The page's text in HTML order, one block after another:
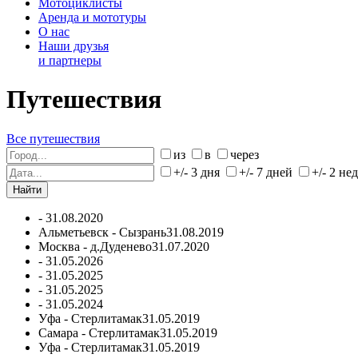
Мотоциклисты
Аренда и мототуры
О нас
Наши друзья
и партнеры
Путешествия
Все путешествия
из
в
через
+/- 3 дня
+/- 7 дней +/- 2
- 31.08.2020
Альметьевск - Сызрань31.08.2019
Москва - д.Дуденево31.07.2020
- 31.05.2026
- 31.05.2025
- 31.05.2025
- 31.05.2024
Уфа - Стерлитамак31.05.2019
Самара - Стерлитамак31.05.2019
Уфа - Стерлитамак31.05.2019